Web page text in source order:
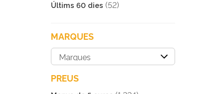
Últims 60 dies (52)
MARQUES
PREUS